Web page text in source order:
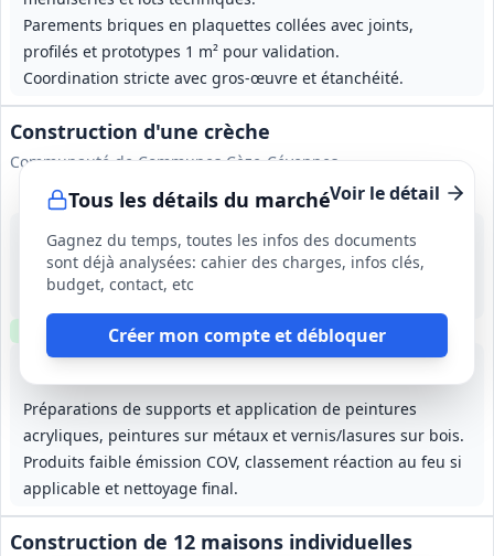
Parements briques en plaquettes collées avec joints,
profilés et prototypes 1 m² pour validation.
Coordination stricte avec gros‑œuvre et étanchéité.
Tous les détails du marché
Gagnez du temps, toutes les infos des documents
sont déjà analysées: cahier des charges, infos clés,
budget, contact, etc
Créer mon compte et débloquer
Construction d'une crèche
Communauté de Communes Cèze-Cévennes
Voir le détail
Préparations de supports et application de peintures
acryliques, peintures sur métaux et vernis/lasures sur bois.
Produits faible émission COV, classement réaction au feu si
applicable et nettoyage final.
18 août 2026
Meyrannes (30)
14 mois (y compris période de préparation)
Clause environnementale Clause sociale Visite
Construction de 12 maisons individuelles